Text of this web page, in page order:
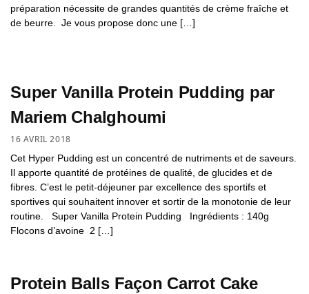
préparation nécessite de grandes quantités de crème fraîche et
de beurre. Je vous propose donc une […]
Super Vanilla Protein Pudding par
Mariem Chalghoumi
16 AVRIL 2018
Cet Hyper Pudding est un concentré de nutriments et de saveurs.
Il apporte quantité de protéines de qualité, de glucides et de
fibres. C’est le petit-déjeuner par excellence des sportifs et
sportives qui souhaitent innover et sortir de la monotonie de leur
routine. Super Vanilla Protein Pudding Ingrédients : 140g
Flocons d’avoine 2 […]
Protein Balls Façon Carrot Cake